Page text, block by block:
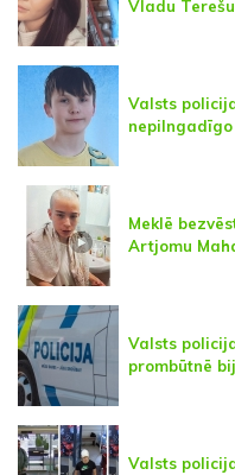
Vladu
Valsts
Meklē
Artjomu
Valsts
prombūtnē
Valsts